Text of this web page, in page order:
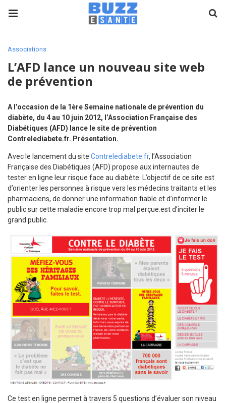
Associations
L’AFD lance un nouveau site web
de prévention
A l’occasion de la 1ère Semaine nationale de prévention du
diabète, du 4 au 10 juin 2012, l’Association Française des
Diabétiques (AFD) lance le site de prévention
Contrelediabete.fr. Présentation.
Avec le lancement du site Contrelediabete.fr, l’Association
Française des Diabétiques (AFD) propose aux internautes de
tester en ligne leur risque face au diabète. L’objectif de ce site est
d’orienter les personnes à risque vers les médecins traitants et les
pharmaciens, de donner une information fiable et d’informer le
public sur cette maladie encore trop mal perçue.est d’inciter le
grand public.
Ce test en ligne permet à travers 5 questions d’évaluer son niveau